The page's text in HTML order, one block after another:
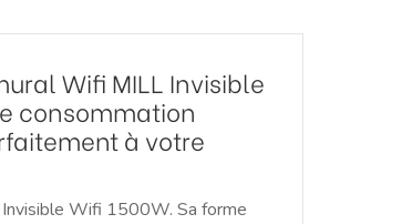
Wifi MILL Invisible
consommation
à votre
Invisible Wifi 1500W. Sa forme